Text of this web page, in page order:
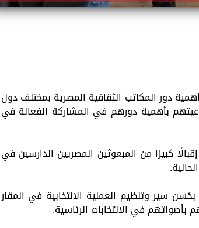
دور المكاتب الثقافية المصرية بمختلف دول
بأهمية دورهم في المشاركة الفعالة في
كبيرًا من المبعوثين المصريين الدارسين في
سير وتنظيم العملية الانتخابية في المقار
بأصواتهم في الانتخابات الرئاسية.